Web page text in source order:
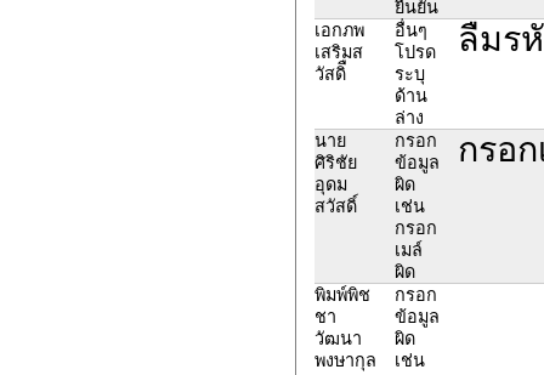
ยืนยัน
เอกภพ
เสริมส
วัสดิื
อื่นๆ
โปรด
ระบุ
ด้าน
ล่าง
ลืมร
นาย
ศิริชัย
อุดม
สวัสดิ์
กรอก
ข้อมูล
ผิด
เช่น
กรอก
เมล์
ผิด
กรอ
พิมพ์พิช
ชา
วัฒนา
พงษากุล
กรอก
ข้อมูล
ผิด
เช่น